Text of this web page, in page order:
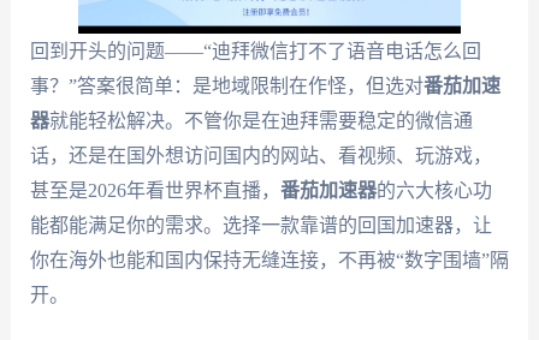
回到开头的问题——“迪拜微信打不了语音电话怎么回
事？”答案很简单：是地域限制在作怪，但选对番茄加速
器就能轻松解决。不管你是在迪拜需要稳定的微信通
话，还是在国外想访问国内的网站、看视频、玩游戏，
甚至是2026年看世界杯直播， 番茄加速器的六大核心功
能都能满足你的需求。选择一款靠谱的回国加速器，让
你在海外也能和国内保持无缝连接，不再被“数字围墙”隔
开。